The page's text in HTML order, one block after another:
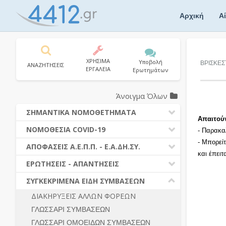
Αρχική
-
-
και
ΑΝΑΖΗΤΗΣΕΙΣ
ΧΡΗΣΙΜΑ
ΕΡΓΑΛΕΙΑ
Υποβολή
Ερωτημάτων
Άνοιγμα Όλων
ΣΗΜΑΝΤΙΚΑ ΝΟΜΟΘΕΤΗΜΑΤΑ
ΔΗΜΟΣΙΕΣ ΣΥΜΒΑΣΕΙΣ (Ν. 4412/2016)
ΔΗΜΟΤΙΚΟΣ ΚΩΔΙΚΑΣ (Ν.3463/2006)
ΚΑΛΛΙΚΡΑΤΗΣ (Ν.3852/2010)
ΝΟΜΟΘΕΣΙΑ - ΝΟΜΟΛΟΓΙΑ (ΣΥΝΟΛΟ)
ΝΟΜΟΘΕΣΙΑ COVID-19
ΝΟΜΟΘΕΣΙΑ - ΝΟΜΟΛΟΓΙΑ COVID -19
ΕΡΩΤΗΣΕΙΣ - ΑΠΑΝΤΗΣΕΙΣ
ΑΠΟΦΑΣΕΙΣ Α.Ε.Π.Π. - Ε.Α.ΔΗ.ΣΥ.
ΠΡΟΔΙΚΑΣΤΙΚΗ ΠΡΟΣΦΥΓΗ
ΓΕΝΙΚΟΙ ΚΑΝΟΝΕΣ
ΔΙΚΑΙΟΥΜΕΝΟΙ ΣΥΜΜΕΤΟΧΗΣ
ΠΡΟΣΦΟΡΕΣ – ΔΙΚΑΙΟΛΟΓΗΤΙΚΑ
ΣΥΜΜΕΤΟΧΗΣ
ΕΡΩΤΗΣΕΙΣ - ΑΠΑΝΤΗΣΕΙΣ
Ν. 4782/2021 - ΤΡΟΠΟΠΟΙΗΣΗ
4412/2016
ΔΙΕΞΑΓΩΓΗ ΔΙΑΔΙΚΑΣΙΑΣ
ΔΙΑΔΙΚΑΣΙΕΣ ΑΝΑΘΕΣΗΣ
ΣΥΓΚΕΚΡΙΜΕΝΑ ΕΙΔΗ ΣΥΜΒΑΣΕΩΝ
ΔΙΑΚΗΡΥΞΕΙΣ ΑΛΛΩΝ ΦΟΡΕΩΝ
ΓΛΩΣΣΑΡΙ ΣΥΜΒΑΣΕΩΝ
ΓΛΩΣΣΑΡΙ ΟΜΟΕΙΔΩΝ ΣΥΜΒΑΣΕΩΝ